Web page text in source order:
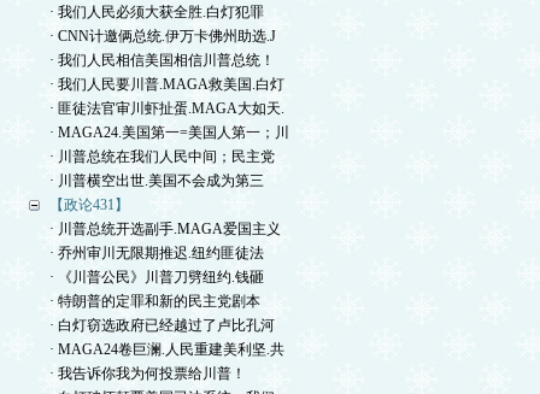
· 我们人民必须大获全胜.白灯犯罪
· CNN计邀俩总统.伊万卡佛州助选.J
· 我们人民相信美国相信川普总统！
· 我们人民要川普.MAGA救美国.白灯
· 匪徒法官审川虾扯蛋.MAGA大如天.
· MAGA24.美国第一=美国人第一；川
· 川普总统在我们人民中间；民主党
· 川普横空出世.美国不会成为第三
【政论431】
· 川普总统开选副手.MAGA爱国主义
· 乔州审川无限期推迟.纽约匪徒法
· 《川普公民》川普刀劈纽约.钱砸
· 特朗普的定罪和新的民主党剧本
· 白灯窃选政府已经越过了卢比孔河
· MAGA24卷巨澜.人民重建美利坚.共
· 我告诉你我为何投票给川普！